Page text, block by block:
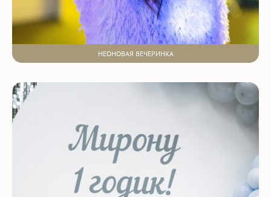
НЕОНОВАЯ ВЕЧЕРИНКА